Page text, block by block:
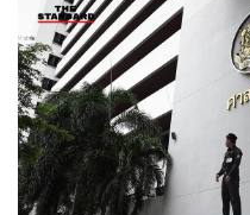
2. พรรคฝ่ายค้านนำโดยพรร
อภิปรายไม่ไว้วางใจพลเอก
รัฐธรรมนูญแห่งราชอาณาจั
เปรม ยืนยันว่าไม่มีการแก้
สนับสนุนจากสมาชิกวุฒิสภา